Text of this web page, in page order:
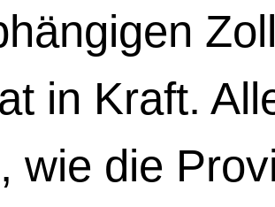
in Kraft.
wie die